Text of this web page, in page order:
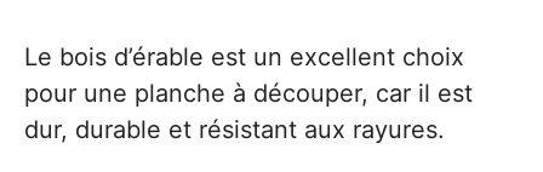
Le bois d’érable est un excellent choix
pour une planche à découper, car il est
dur, durable et résistant aux rayures.